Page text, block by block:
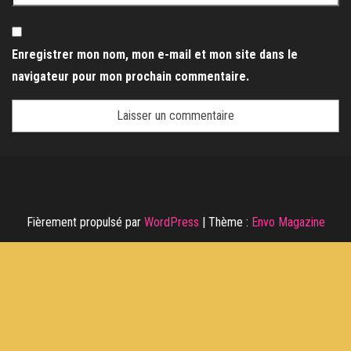
Enregistrer mon nom, mon e-mail et mon site dans le
navigateur pour mon prochain commentaire.
Fièrement propulsé par WordPress Thème : Envo Magazine